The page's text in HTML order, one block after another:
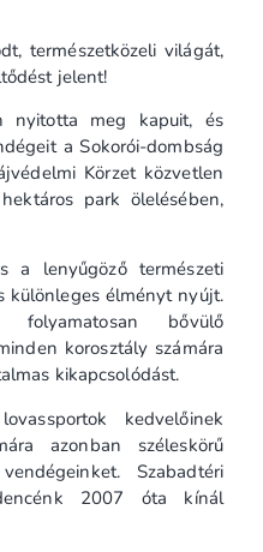
természetközeli világát,
jelent!
nyitotta meg kapuit, és
a Sokorói-dombság
Körzet közvetlen
park ölelésében,
lenyűgöző természeti
különleges élményt nyújt.
bővülő
korosztály számára
kikapcsolódást.
kedvelőinek
azonban széleskörű
Szabadtéri
2007 óta kínál